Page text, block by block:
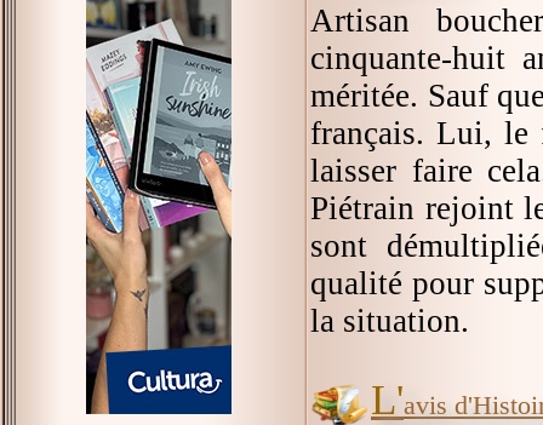
Artisan
cinquante-huit
méritée. Sauf
français. Lui, le
laisser faire
Piétrain rejoint
sont
qualité pour
la situation.
L'avis